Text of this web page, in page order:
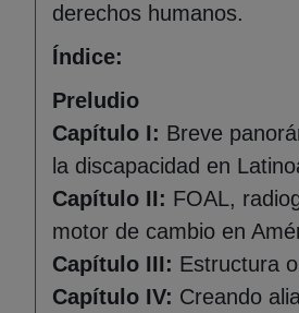
derechos humanos.
Índice:
Preludio
Capítulo I: Breve
la discapacidad en
Capítulo II: FOAL,
motor de cambio en
Capítulo III: Estructura
Capítulo IV: Creando